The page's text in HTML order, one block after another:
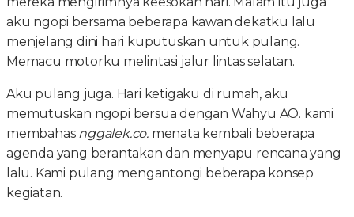
aku ngopi bersama beberapa kawan dekatku lalu
menjelang dini hari kuputuskan untuk pulang.
Memacu motorku melintasi jalur lintas selatan.
Aku pulang juga. Hari ketigaku di rumah, aku
memutuskan ngopi bersua dengan Wahyu AO. kami
membahas nggalek.co. menata kembali beberapa
agenda yang berantakan dan menyapu rencana yang
lalu. Kami pulang mengantongi beberapa konsep
kegiatan.